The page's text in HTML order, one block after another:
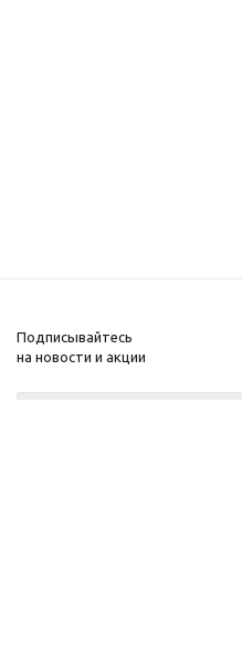
Подписывайтесь
на новости и акции